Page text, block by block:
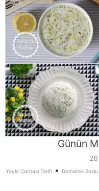
Günün
Yayla Çorbası Tarifi• Domates